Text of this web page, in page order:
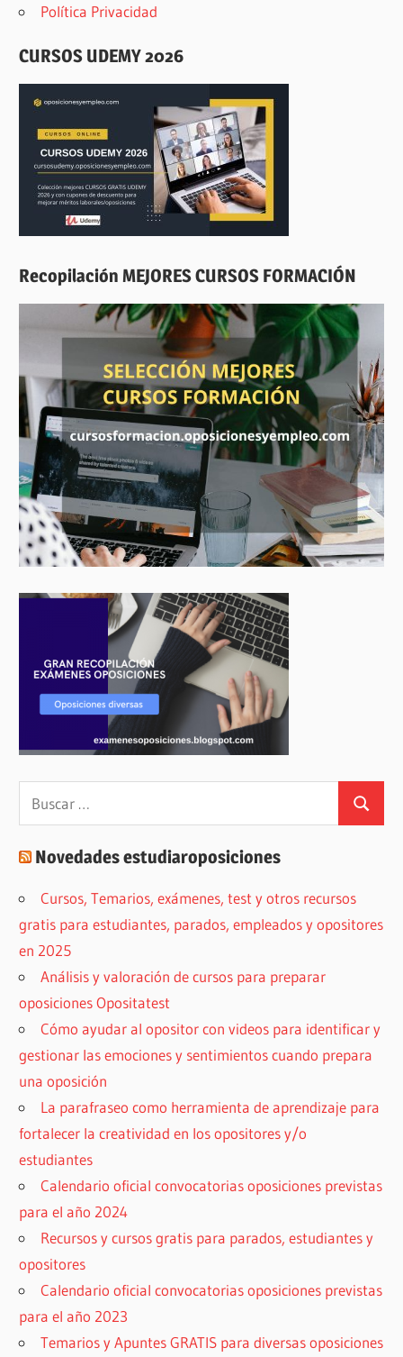
Política Privacidad
CURSOS UDEMY 2026
Recopilación MEJORES CURSOS FORMACIÓN
Buscar:
Buscar
Novedades estudiaroposiciones
Cursos, Temarios, exámenes, test y otros recursos
gratis para estudiantes, parados, empleados y opositores
en 2025
Análisis y valoración de cursos para preparar
oposiciones Opositatest
Cómo ayudar al opositor con videos para identificar y
gestionar las emociones y sentimientos cuando prepara
una oposición
La parafraseo como herramienta de aprendizaje para
fortalecer la creatividad en los opositores y/o
estudiantes
Calendario oficial convocatorias oposiciones previstas
para el año 2024
Recursos y cursos gratis para parados, estudiantes y
opositores
Calendario oficial convocatorias oposiciones previstas
para el año 2023
Temarios y Apuntes GRATIS para diversas oposiciones